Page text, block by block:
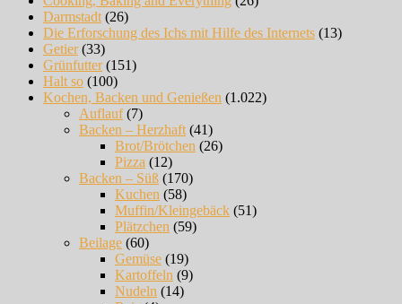
Darmstadt (26)
Die Erforschung des Ichs mit Hilfe des Internets (13)
Getier(33)
Grünfutter(151)
Halt so (100)
Kochen, Backen und Genießen (1.022)
Auflauf(7)
Backen – Herzhaft (41)
Brot/Brötchen (26)
Pizza (12)
Backen – Süß (170)
Kuchen (58)
Muffin/Kleingebäck (51)
Plätzchen (59)
Beilage (60)
Gemüse (19)
Kartoffeln (9)
Nudeln (14)